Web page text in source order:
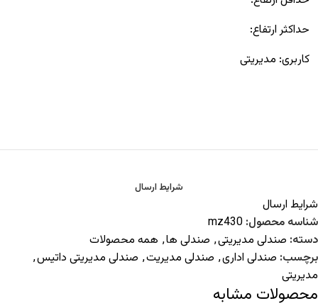
حداکثر ارتفاع:
کاربری: مدیریتی
شرایط ارسال
شرایط ارسال
شناسه محصول: mz430
دسته: صندلی مدیریتی, صندلی ها, همه محصولات
برچسب: صندلی اداری, صندلی مدیریت, صندلی مدیریتی داتیس,
مدیریتی
محصولات مشابه